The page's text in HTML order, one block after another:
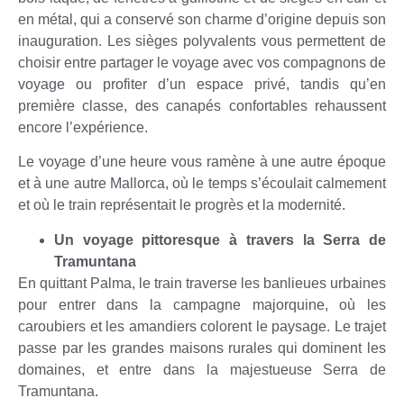
en métal, qui a conservé son charme d’origine depuis son
inauguration. Les sièges polyvalents vous permettent de
choisir entre partager le voyage avec vos compagnons de
voyage ou profiter d’un espace privé, tandis qu’en
première classe, des canapés confortables rehaussent
encore l’expérience.
Le voyage d’une heure vous ramène à une autre époque
et à une autre Mallorca, où le temps s’écoulait calmement
et où le train représentait le progrès et la modernité.
Un voyage pittoresque à travers la Serra de
Tramuntana
En quittant Palma, le train traverse les banlieues urbaines
pour entrer dans la campagne majorquine, où les
caroubiers et les amandiers colorent le paysage. Le trajet
passe par les grandes maisons rurales qui dominent les
domaines, et entre dans la majestueuse Serra de
Tramuntana.